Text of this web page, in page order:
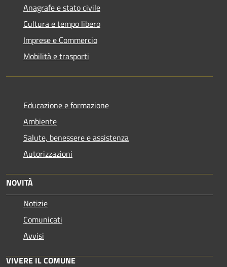
Anagrafe e stato civile
Cultura e tempo libero
Imprese e Commercio
Mobilità e trasporti
Educazione e formazione
Ambiente
Salute, benessere e assistenza
Autorizzazioni
NOVITÀ
Notizie
Comunicati
Avvisi
VIVERE IL COMUNE